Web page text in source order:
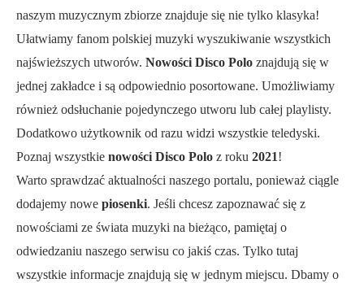
naszym muzycznym zbiorze znajduje się nie tylko klasyka!
Ułatwiamy fanom polskiej muzyki wyszukiwanie wszystkich
najświeższych utworów. Nowości Disco Polo znajdują się w
jednej zakładce i są odpowiednio posortowane. Umożliwiamy
również odsłuchanie pojedynczego utworu lub całej playlisty.
Dodatkowo użytkownik od razu widzi wszystkie teledyski.
Poznaj wszystkie nowości Disco Polo z roku 2021!
Warto sprawdzać aktualności naszego portalu, ponieważ ciągle
dodajemy nowe piosenki. Jeśli chcesz zapoznawać się z
nowościami ze świata muzyki na bieżąco, pamiętaj o
odwiedzaniu naszego serwisu co jakiś czas. Tylko tutaj
wszystkie informacje znajdują się w jednym miejscu. Dbamy o